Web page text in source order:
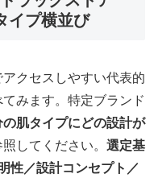
イプ横並び
クセスしやすい代表的
みます。特定ブランド
の肌タイプにどの設計が
してください。 選定基
性／設計コンセプト／